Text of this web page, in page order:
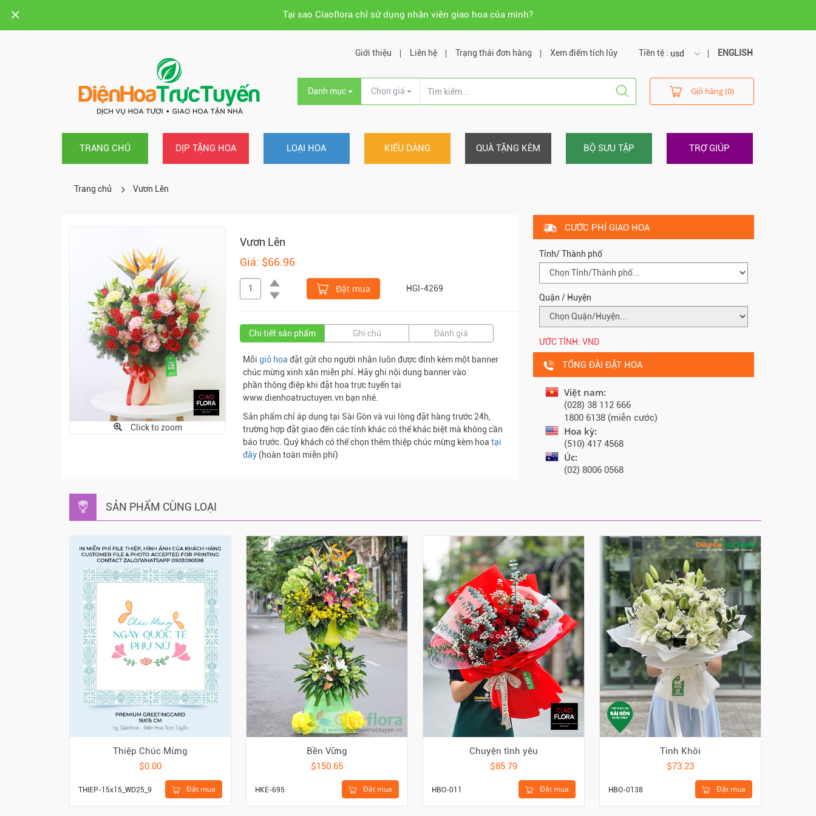
Tại sao Ciaoflora chỉ sử dụng nhân viên giao hoa của mình?
Tiền tệ : usd
usd
vnd
ENGLISH
Giới thiệu Liên hệ Trạng thái đơn hàng Xem điểm tích lũy
Danh mục Chọn giá Giỏ hàng (0)
TRANG CHỦ DỊP TẶNG HOA LOẠI HOA KIỂU DÁNG QUÀ TẶNG KÈM BỘ SƯU TẬP TRỢ GIÚP
Trang chủ Vươn Lên
Click to zoom
Vươn Lên
Giá: $66.96
Đặt mua HGI-4269
Chi tiết sản phẩm Ghi chú Đánh giá
Mỗi giỏ hoa đặt gửi cho người nhận luôn được đính kèm một banner
chúc mừng xinh xắn miễn phí. Hãy ghi nội dung banner vào
phần thông điệp khi đặt hoa trực tuyến tại
www.dienhoatructuyen.vn bạn nhé.
Sản phẩm chỉ áp dụng tại Sài Gòn và vui lòng đặt hàng trước 24h,
trường hợp đặt giao đến các tỉnh khác có thể khác biệt mà không cần
báo trước. Quý khách có thể chọn thêm thiệp chúc mừng kèm hoa tại
đây (hoàn toàn miễn phí)
CƯỚC PHÍ GIAO HOA
Tỉnh/ Thành phố
Quận / Huyện
ƯỚC TÍNH: VND
TỔNG ĐÀI ĐẶT HOA
Việt nam:
(028) 38 112 666
1800 6138 (miễn cước)
Hoa kỳ:
(510) 417 4568
Úc:
(02) 8006 0568
SẢN PHẨM CÙNG LOẠI
Thiệp Chúc Mừng
$0.00
Đặt mua
THIEP-15x15_WD25_9
Bền Vững
$150.65
Đặt mua
HKE-695
Chuyện tình yêu
$85.79
Đặt mua
HBO-011
Tinh Khôi
$73.23
Đặt mua
HBO-0138